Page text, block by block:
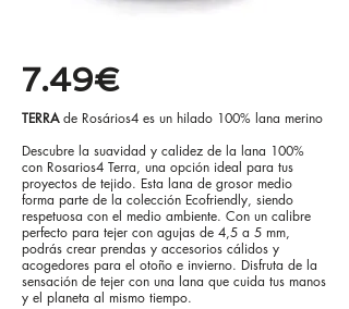
7.49€
TERRAde Rosários4 es un hilado 100% lana merino
Descubre la suavidad y calidez de la lana 100%
con Rosarios4 Terra, una opción ideal para tus
proyectos de tejido. Esta lana de grosor medio
forma parte de la colección Ecofriendly, siendo
respetuosa con el medio ambiente. Con un calibre
perfecto para tejer con agujas de 4,5 a 5 mm,
podrás crear prendas y accesorios cálidos y
acogedores para el otoño e invierno. Disfruta de la
sensación de tejer con una lana que cuida tus manos
y el planeta al mismo tiempo.